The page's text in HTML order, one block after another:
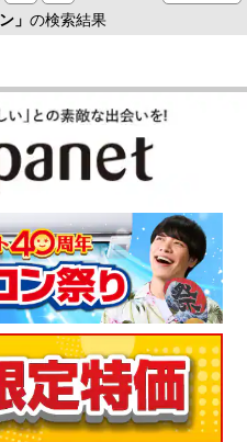
」 の検索結果